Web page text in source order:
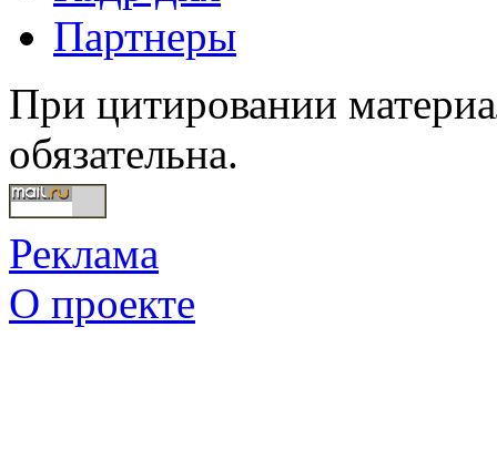
Партнеры
При цитировании
обязательна.
Реклама
О проекте